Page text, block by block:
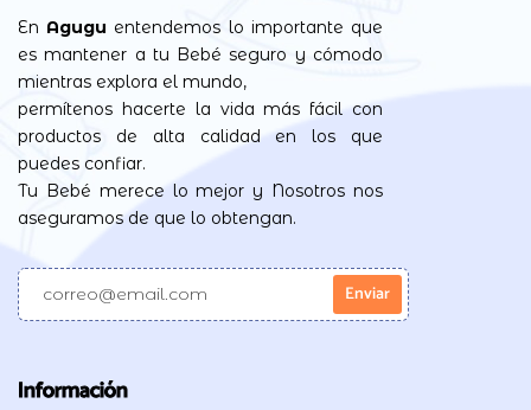
En Agugu entendemos lo importante que
es mantener a tu Bebé seguro y cómodo
mientras explora el mundo,
permítenos hacerte la vida más fácil con
productos de alta calidad en los que
puedes confiar.
Tu Bebé merece lo mejor y Nosotros nos
aseguramos de que lo obtengan.
Información